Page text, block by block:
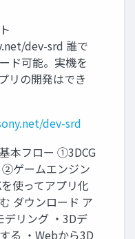
dev-srd 誰で
ド可能。実機を
リの開発はでき
dev-srd
本フロー ①3DCG
②ゲームエンジン
使ってアプリ化
ダウンロード ア
デリング ・3Dデ
る ・Webから3D